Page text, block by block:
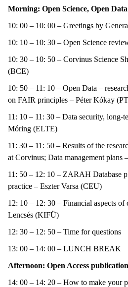
Morning: Open Science, Open Data
10: 00 – 10: 00 – Greetings by
10: 10 – 10: 30 – Open Science
10: 30 – 10: 50 – Corvinus Science
(BCE)
10: 50 – 11: 10 – Open Data –
on FAIR principles – Péter Kókay
11: 10 – 11: 30 – Data security, long-
Móring (ELTE)
11: 30 – 11: 50 – Results of the
at Corvinus; Data management
11: 50 – 12: 10 – ZARAH Database
practice – Eszter Varsa (CEU)
12: 10 – 12: 30 – Financial aspects of
Lencsés (KIFÜ)
12: 30 – 12: 50 – Time for questions
13: 00 – 14: 00 – LUNCH BREAK
Afternoon: Open Access publication
14: 00 – 14: 20 – How to make your